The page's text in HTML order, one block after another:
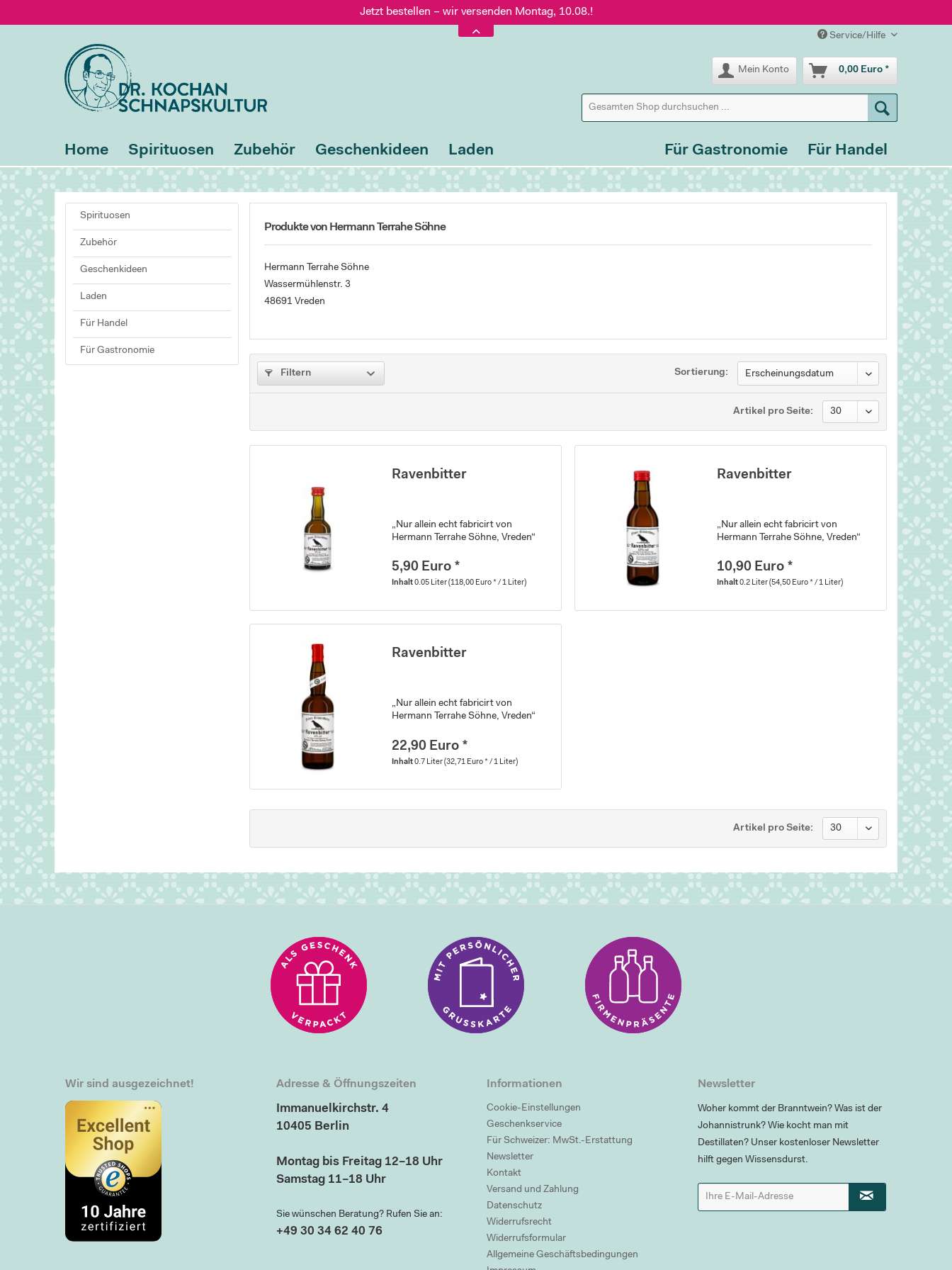
Jetzt bestellen – wir versenden Montag, 10.08.!
Versand nur 5,60 €, gratis ab 95 € Warenwert
Jetzt bestellen – wir versenden Montag, 10.08.!
Service/Hilfe
Mein Konto 0,00 Euro *
Home Spirituosen Zubehör Geschenkideen Laden Für Handel
Für Gastronomie
Spirituosen
Zubehör
Geschenkideen
Laden
Für Handel
Für Gastronomie
Produkte von Hermann Terrahe Söhne
Hermann Terrahe Söhne
Wassermühlenstr. 3
48691 Vreden
Filtern Sortierung:
Artikel pro Seite:
Ravenbitter
„Nur allein echt fabricirt von
Hermann Terrahe Söhne, Vreden“
5,90 Euro *
Inhalt0.05 Liter(118,00 Euro * / 1 Liter)
Ravenbitter
„Nur allein echt fabricirt von
Hermann Terrahe Söhne, Vreden“
10,90 Euro *
Inhalt0.2 Liter(54,50 Euro * / 1 Liter)
Ravenbitter
„Nur allein echt fabricirt von
Hermann Terrahe Söhne, Vreden“
22,90 Euro *
Inhalt0.7 Liter(32,71 Euro * / 1 Liter)
Artikel pro Seite:
Wir sind ausgezeichnet! Adresse & Öffnungszeiten
Immanuelkirchstr. 4
10405 Berlin
Montag bis Freitag 12–18 Uhr
Samstag 11–18 Uhr
Sie wünschen Beratung? Rufen Sie an:
+49 30 34 62 40 76
Informationen
Cookie-Einstellungen
Geschenkservice
Für Schweizer: MwSt.-Erstattung
Newsletter
Kontakt
Versand und Zahlung
Datenschutz
Widerrufsrecht
Widerrufsformular
Allgemeine Geschäftsbedingungen
Newsletter
Woher kommt der Branntwein? Was ist der
Johannistrunk? Wie kocht man mit
Destillaten? Unser kostenloser Newsletter
hilft gegen Wissensdurst.